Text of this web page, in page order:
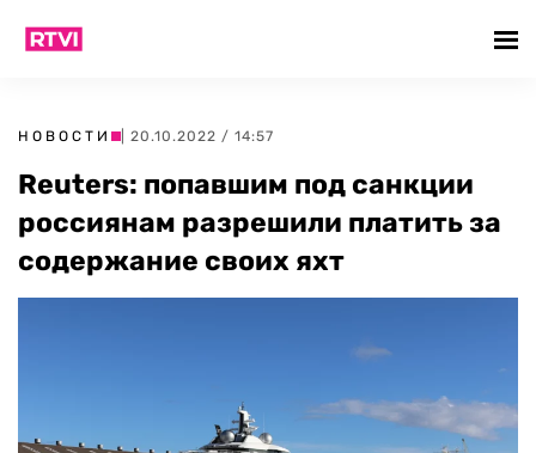
НОВОСТИ | 20.10.2022 / 14:57
Reuters: попавшим под санкции
россиянам разрешили платить за
содержание своих яхт